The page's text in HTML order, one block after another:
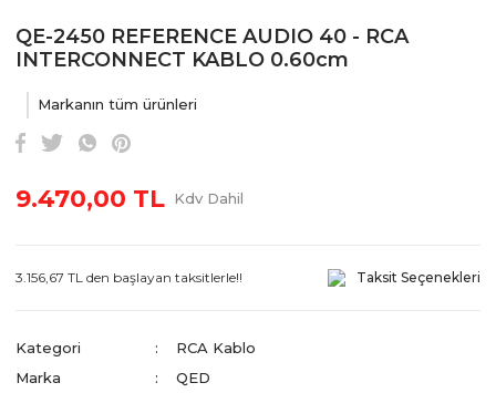
QE-2450 REFERENCE AUDIO 40 - RCA
INTERCONNECT KABLO 0.60cm
Markanın tüm ürünleri
9.470,00 TL Kdv Dahil
3.156,67 TL den başlayan taksitlerle!! Taksit Seçenekleri
Kategori
RCA Kablo
Marka
QED